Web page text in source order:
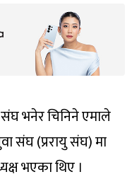
भनेर चिनिने एमाले
संघ (प्ररायु संघ) मा
भएका थिए ।